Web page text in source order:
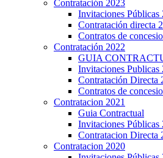
Contratación 2023
Invitaciones Públicas
Contratación directa
Contratos de
Contratación 2022
GUIA
Invitaciones Publicas
Contratación Directa
Contratos de
Contratacion 2021
Guia Contractual
Invitaciones Públicas
Contratacion Directa
Contratacion 2020